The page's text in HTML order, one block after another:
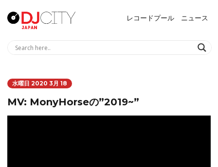
レコードプール ニュース
水曜日 2020 3月 18
MV: MonyHorseの”2019~”